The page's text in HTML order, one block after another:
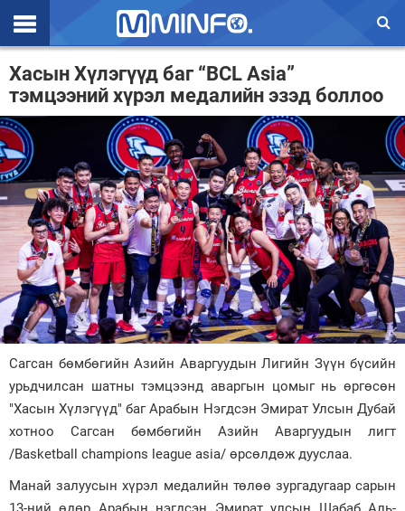
Эхлэл
Цаг агаар
Валют ханш
Улс төр
Эдийн засаг
Үзэл бодол
Спорт
Нийгэм
Дэлхий
Энтертайнмэнт
Зурхай
Хасын Хүлэгүүд баг “BCL Asia”
тэмцээний хүрэл медалийн эзэд боллоо
Сагсан бөмбөгийн Азийн Аваргуудын Лигийн Зүүн бүсийн
урьдчилсан шатны тэмцээнд аваргын цомыг нь өргөсөн
"Хасын Хүлэгүүд" баг Арабын Нэгдсэн Эмират Улсын Дубай
хотноо Сагсан бөмбөгийн Азийн Аваргуудын лигт
/Basketball champions league asia/ өрсөлдөж дууслаа.
Манай залуусын хүрэл медалийн төлөө зургадугаар сарын